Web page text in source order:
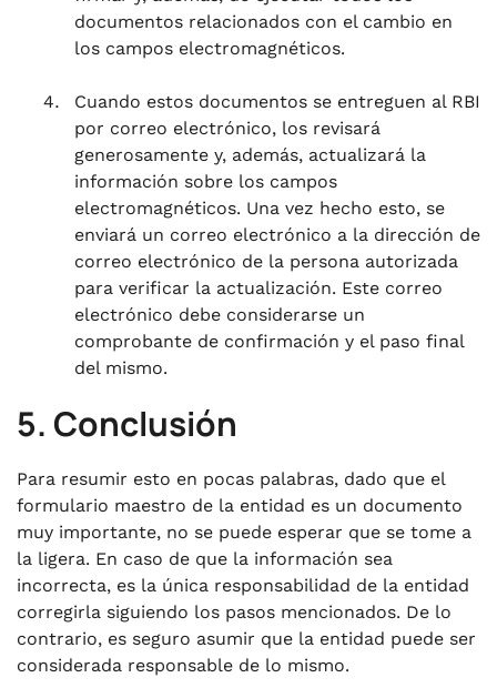
documentos relacionados con el cambio en
los campos electromagnéticos.
Cuando estos documentos se entreguen al RBI
por correo electrónico, los revisará
generosamente y, además, actualizará la
información sobre los campos
electromagnéticos. Una vez hecho esto, se
enviará un correo electrónico a la dirección de
correo electrónico de la persona autorizada
para verificar la actualización. Este correo
electrónico debe considerarse un
comprobante de confirmación y el paso final
del mismo.
5. Conclusión
Para resumir esto en pocas palabras, dado que el
formulario maestro de la entidad es un documento
muy importante, no se puede esperar que se tome a
la ligera. En caso de que la información sea
incorrecta, es la única responsabilidad de la entidad
corregirla siguiendo los pasos mencionados. De lo
contrario, es seguro asumir que la entidad puede ser
considerada responsable de lo mismo.